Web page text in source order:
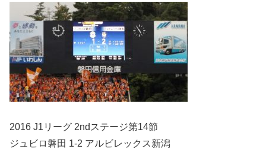
2016 J1リーグ 2ndステージ第14節
ジュビロ磐田 1-2 アルビレックス新潟